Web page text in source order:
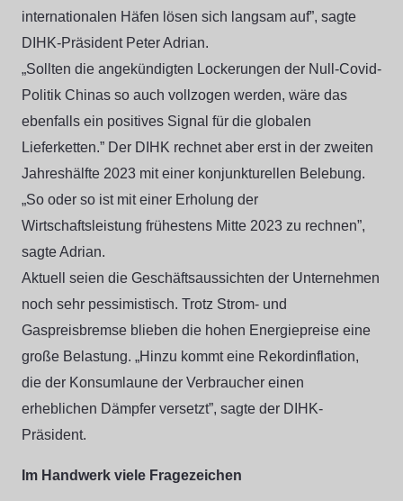
internationalen Häfen lösen sich langsam auf”, sagte
DIHK-Präsident Peter Adrian.
„Sollten die angekündigten Lockerungen der Null-Covid-
Politik Chinas so auch vollzogen werden, wäre das
ebenfalls ein positives Signal für die globalen
Lieferketten.” Der DIHK rechnet aber erst in der zweiten
Jahreshälfte 2023 mit einer konjunkturellen Belebung.
„So oder so ist mit einer Erholung der
Wirtschaftsleistung frühestens Mitte 2023 zu rechnen”,
sagte Adrian.
Aktuell seien die Geschäftsaussichten der Unternehmen
noch sehr pessimistisch. Trotz Strom- und
Gaspreisbremse blieben die hohen Energiepreise eine
große Belastung. „Hinzu kommt eine Rekordinflation,
die der Konsumlaune der Verbraucher einen
erheblichen Dämpfer versetzt”, sagte der DIHK-
Präsident.
Im Handwerk viele Fragezeichen